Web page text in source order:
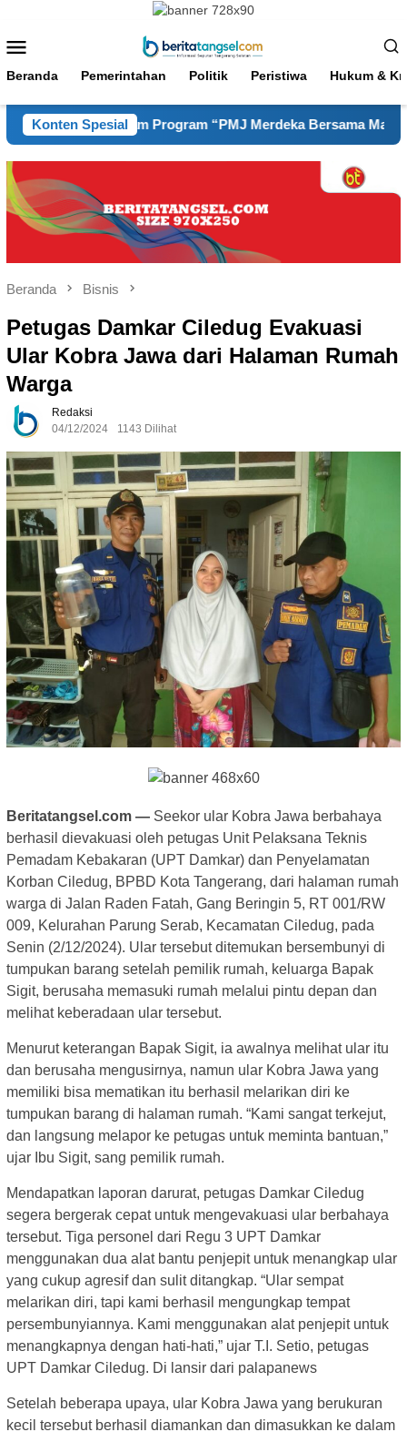
konten
Mobile
Beranda Pemerintahan Politik Peristiwa Hukum &
Konten Spesial
dalam Program “PMJ Merdeka Bersama Masyarakat
Beranda Bisnis
Petugas Damkar Ciledug Evakuasi
Ular Kobra Jawa dari Halaman Rumah
Warga
Redaksi
04/12/2024
1143 Dilihat
Beritatangsel.com — Seekor ular Kobra Jawa berbahaya
berhasil dievakuasi oleh petugas Unit Pelaksana Teknis
Pemadam Kebakaran (UPT Damkar) dan Penyelamatan
Korban Ciledug, BPBD Kota Tangerang, dari halaman rumah
warga di Jalan Raden Fatah, Gang Beringin 5, RT 001/RW
009, Kelurahan Parung Serab, Kecamatan Ciledug, pada
Senin (2/12/2024). Ular tersebut ditemukan bersembunyi di
tumpukan barang setelah pemilik rumah, keluarga Bapak
Sigit, berusaha memasuki rumah melalui pintu depan dan
melihat keberadaan ular tersebut.
Menurut keterangan Bapak Sigit, ia awalnya melihat ular itu
dan berusaha mengusirnya, namun ular Kobra Jawa yang
memiliki bisa mematikan itu berhasil melarikan diri ke
tumpukan barang di halaman rumah. “Kami sangat terkejut,
dan langsung melapor ke petugas untuk meminta bantuan,”
ujar Ibu Sigit, sang pemilik rumah.
Mendapatkan laporan darurat, petugas Damkar Ciledug
segera bergerak cepat untuk mengevakuasi ular berbahaya
tersebut. Tiga personel dari Regu 3 UPT Damkar
menggunakan dua alat bantu penjepit untuk menangkap ular
yang cukup agresif dan sulit ditangkap. “Ular sempat
melarikan diri, tapi kami berhasil mengungkap tempat
persembunyiannya. Kami menggunakan alat penjepit untuk
menangkapnya dengan hati-hati,” ujar T.I. Setio, petugas
UPT Damkar Ciledug. Di lansir dari palapanews
Setelah beberapa upaya, ular Kobra Jawa yang berukuran
kecil tersebut berhasil diamankan dan dimasukkan ke dalam